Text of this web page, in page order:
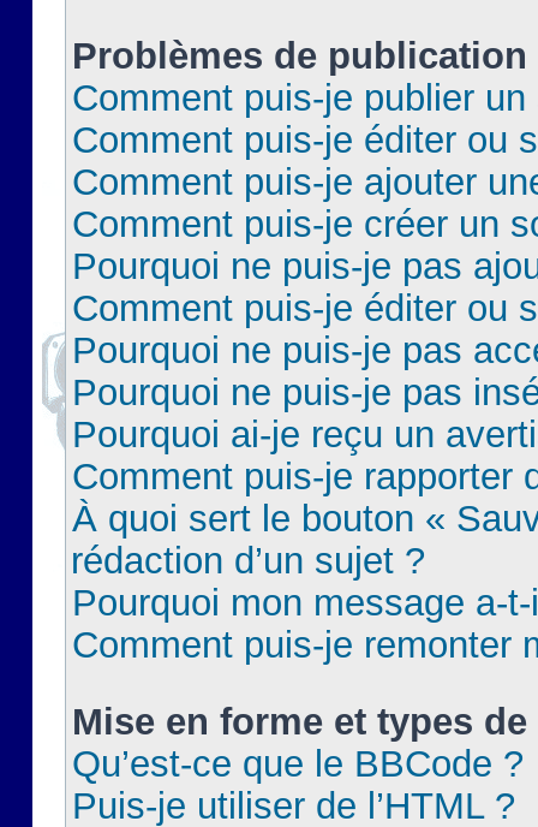
Problèmes de publication
Comment puis-je publier
Comment puis-je éditer ou
Comment puis-je ajouter
Comment puis-je créer un
Pourquoi ne puis-je pas
Comment puis-je éditer ou
Pourquoi ne puis-je pas
Pourquoi ne puis-je pas
Pourquoi ai-je reçu un
Comment puis-je rapporter
À quoi sert le bouton «
rédaction d’un sujet ?
Pourquoi mon message a-
Comment puis-je remonter
Mise en forme et types
Qu’est-ce que le BBCode ?
Puis-je utiliser de l’HTML ?